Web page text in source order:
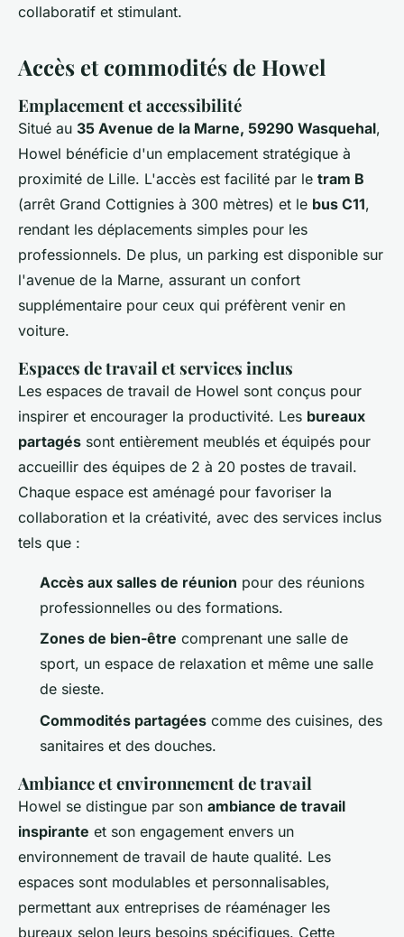
collaboratif et stimulant.
Accès et commodités de Howel
Emplacement et accessibilité
Situé au 35 Avenue de la Marne, 59290 Wasquehal,
Howel bénéficie d'un emplacement stratégique à
proximité de Lille. L'accès est facilité par le tram B
(arrêt Grand Cottignies à 300 mètres) et le bus C11,
rendant les déplacements simples pour les
professionnels. De plus, un parking est disponible sur
l'avenue de la Marne, assurant un confort
supplémentaire pour ceux qui préfèrent venir en
voiture.
Espaces de travail et services inclus
Les espaces de travail de Howel sont conçus pour
inspirer et encourager la productivité. Les bureaux
partagés sont entièrement meublés et équipés pour
accueillir des équipes de 2 à 20 postes de travail.
Chaque espace est aménagé pour favoriser la
collaboration et la créativité, avec des services inclus
tels que :
Accès aux salles de réunion pour des réunions
professionnelles ou des formations.
Zones de bien-être comprenant une salle de
sport, un espace de relaxation et même une salle
de sieste.
Commodités partagées comme des cuisines, des
sanitaires et des douches.
Ambiance et environnement de travail
Howel se distingue par son ambiance de travail
inspirante et son engagement envers un
environnement de travail de haute qualité. Les
espaces sont modulables et personnalisables,
permettant aux entreprises de réaménager les
bureaux selon leurs besoins spécifiques. Cette